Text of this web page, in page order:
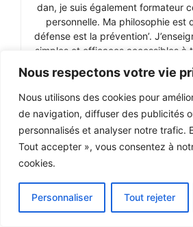
Nous respectons votre vie
Nous utilisons des cookies pour
de navigation, diffuser des publicités
personnalisés et analyser notre trafic.
Tout accepter », vous consentez à
cookies.
Personnaliser Tout rejeter
dan, je suis également formateur
personnelle. Ma philosophie est
défense est la prévention’.
simples et efficaces accessibles à
l’âge ou la condition physique.
apprendre à vous protéger et à
Publications Similaires :
Filtration de l’eau en
Règle 3 de Survie : Tout
Devez Savoir